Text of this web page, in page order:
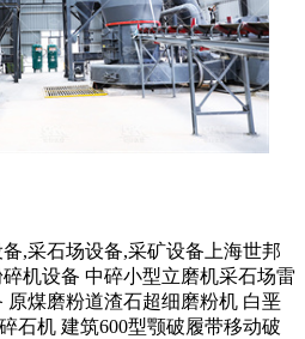
,采石场设备,采矿设备上海世邦
机设备 中碎小型立磨机采石场雷
原煤磨粉道渣石超细磨粉机 白垩
石机 建筑600型颚破履带移动破